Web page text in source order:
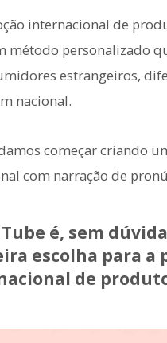
internacional de
método personalizado
estrangeiros,
nacional.
começar criando
com narração de
é, sem
escolha para a
de